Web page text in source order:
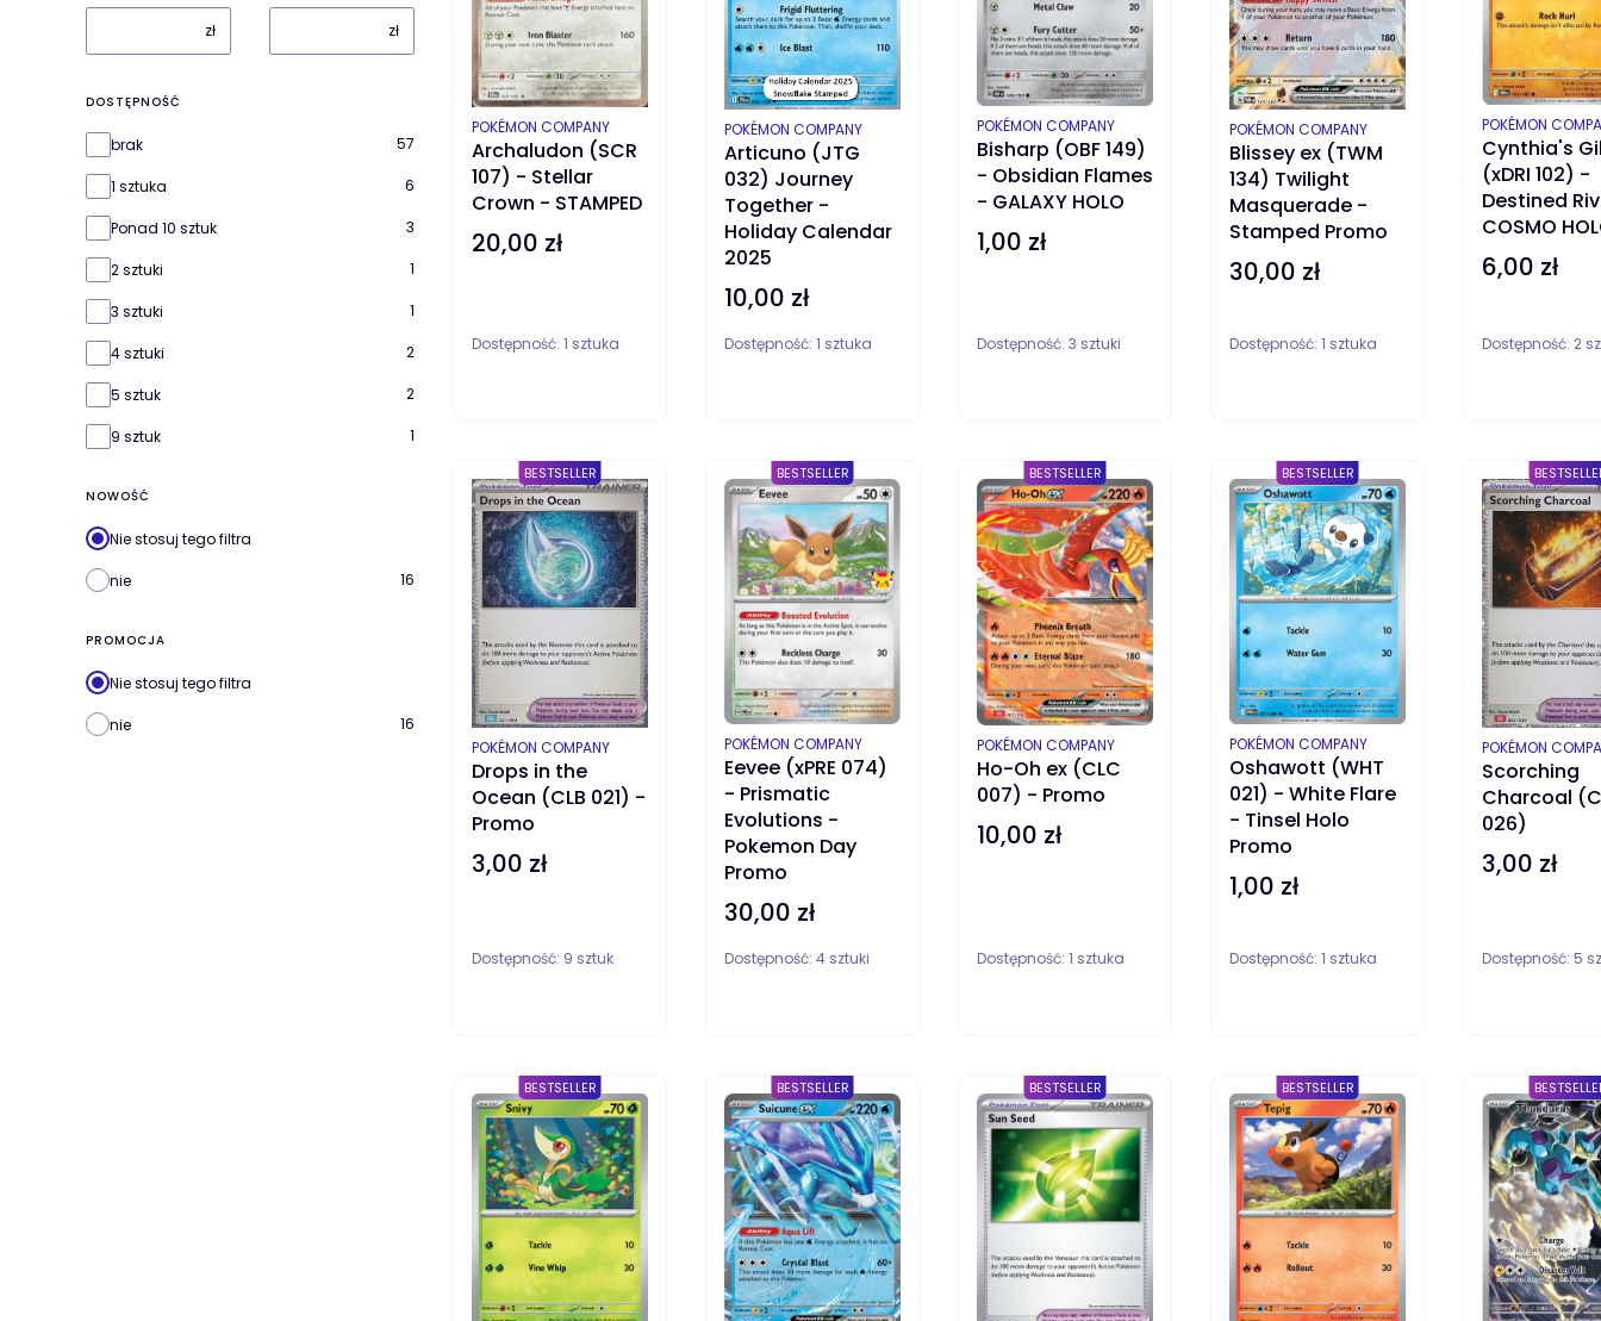
zł
zł
DOSTĘPNOŚĆ
Dostępność
brak 57
1 sztuka 6
Ponad 10 sztuk 3
2 sztuki 1
3 sztuki 1
4 sztuki 2
5 sztuk 2
9 sztuk 1
NOWOŚĆ
Nie stosuj tego filtra
nie 16
PROMOCJA
Nie stosuj tego filtra
nie 16
Archaludon (SCR
107) - Stellar
Crown - STAMPED
PRODUCENT
POKÉMON COMPANY
Cena
20,00 zł
Dostępność: 1 sztuka
Articuno (JTG
032) Journey
Together -
Holiday Calendar
2025
PRODUCENT
POKÉMON COMPANY
Cena
10,00 zł
Dostępność: 1 sztuka
Bisharp (OBF 149)
- Obsidian Flames
- GALAXY HOLO
PRODUCENT
POKÉMON COMPANY
Cena
1,00 zł
Dostępność: 3 sztuki
Blissey ex (TWM
134) Twilight
Masquerade -
Stamped Promo
PRODUCENT
POKÉMON COMPANY
Cena
30,00 zł
Dostępność: 1 sztuka
Cynthia's
(xDRI 102) -
Destined
COSMO
PRODUCENT
POKÉMON
Cena
6,00 zł
Dostępność: 2
BESTSELLER
Drops in the
Ocean (CLB 021) -
Promo
PRODUCENT
POKÉMON COMPANY
Cena
3,00 zł
Dostępność: 9 sztuk
BESTSELLER
Eevee (xPRE 074)
- Prismatic
Evolutions -
Pokemon Day
Promo
PRODUCENT
POKÉMON COMPANY
Cena
30,00 zł
Dostępność: 4 sztuki
BESTSELLER
Ho-Oh ex (CLC
007) - Promo
PRODUCENT
POKÉMON COMPANY
Cena
10,00 zł
Dostępność: 1 sztuka
BESTSELLER
Oshawott (WHT
021) - White Flare
- Tinsel Holo
Promo
PRODUCENT
POKÉMON COMPANY
Cena
1,00 zł
Dostępność: 1 sztuka
Scorching
Charcoal
026)
PRODUCENT
POKÉMON
Cena
3,00 zł
Dostępność: 5
BESTSELLER BESTSELLER BESTSELLER BESTSELLER